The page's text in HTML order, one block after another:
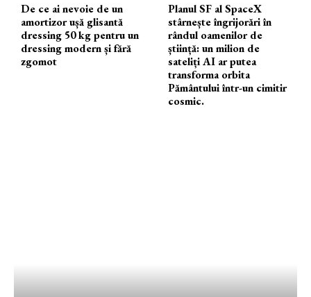
De ce ai nevoie de un
amortizor ușă glisantă
dressing 50 kg pentru un
dressing modern și fără
zgomot
Planul SF al SpaceX
stârnește îngrijorări în
rândul oamenilor de
știință: un milion de
sateliți AI ar putea
transforma orbita
Pământului într-un cimitir
cosmic.